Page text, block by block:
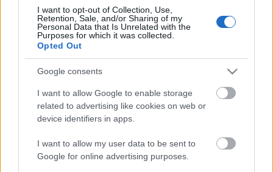
I want to opt-out of Collection, Use,
Retention, Sale, and/or Sharing of my
Personal Data that Is Unrelated with the
Purposes for which it was collected.
Opted Out
Google consents
I want to allow Google to enable storage
related to advertising like cookies on web or
device identifiers in apps.
I want to allow my user data to be sent to
Google for online advertising purposes.
1310. BEKIÁLTÁS: Trump egyelőre
nem beszélt Putyinnal!
Kabai Domokos Lajos
CÍMKÉP: Dmitrij Peszkov, az orosz elnök sajtótitkára
szerint színtiszta kitaláció, egyszerűen hazugság volt
a The Washington Post állítása – Még meddig adnak
helyt a magyar médiumok a háborús céloknak
alárendelt nyugati orgánumok hamisításainak,
miközben egyre kevésbé lehet titkolni, hogy
Moszkva…